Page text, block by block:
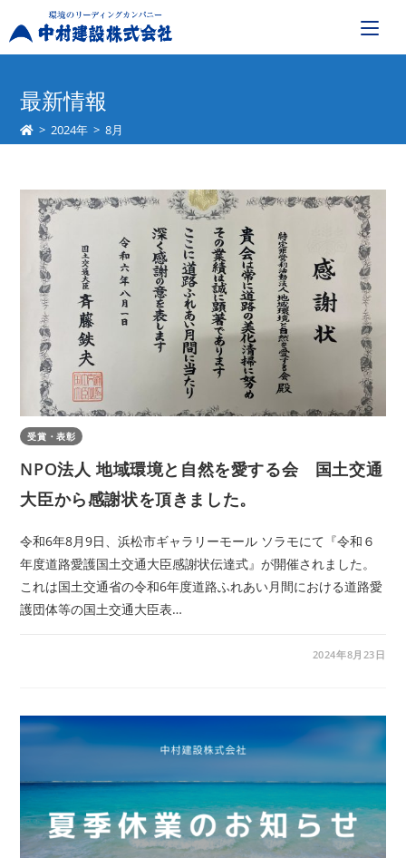
最新情報
> 2024年 > 8月
受賞・表彰
NPO法人 地域環境と自然を愛する会 国土交通
大臣から感謝状を頂きました。
令和6年8月9日、浜松市ギャラリーモール ソラモにて『令和６
年度道路愛護国土交通大臣感謝状伝達式』が開催されました。
これは国土交通省の令和6年度道路ふれあい月間における道路愛
護団体等の国土交通大臣表…
2024年8月23日